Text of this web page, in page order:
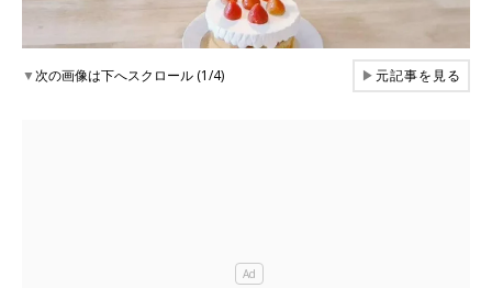
▼次の画像は下へスクロール (1/4) ▶元記事を見る